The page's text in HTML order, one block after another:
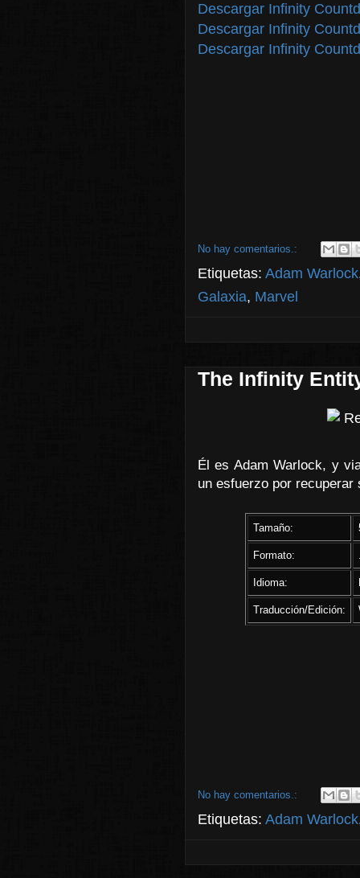
Descargar Infinity
Descargar Infinity
Descargar Infinity
No hay comentarios.:
Etiquetas: Adam Warlock
Galaxia, Marvel
The Infinity
Él es Adam Warlock, y
un esfuerzo por recuperar
Tamaño:
Formato:
Idioma:
Traducción/Edición:
No hay comentarios.:
Etiquetas: Adam Warlock